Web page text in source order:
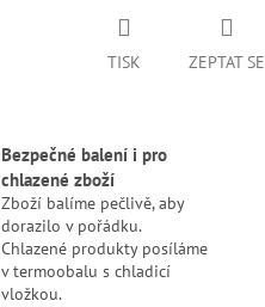
TISK ZEPTAT SE
Bezpečné balení i pro
chlazené zboží
Zboží balíme pečlivě, aby
dorazilo v pořádku.
Chlazené produkty posíláme
v termoobalu s chladicí
vložkou.